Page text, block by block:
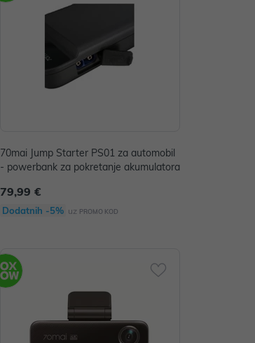
70mai Jump Starter PS01 za automobil
- powerbank za pokretanje akumulatora
79,99 €
Dodatnih -5% uz PROMO KOD